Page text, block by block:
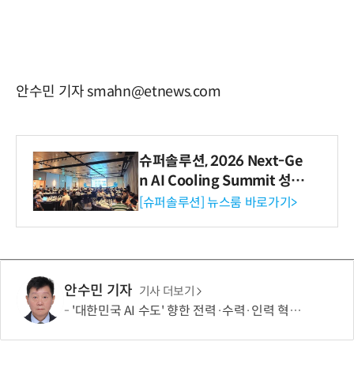
안수민 기자 smahn@etnews.com
슈퍼솔루션, 2026 Next-Ge
n AI Cooling Summit 성황
리 성료
[슈퍼솔루션] 뉴스룸 바로가기>
안수민 기자 기사 더보기
'대한민국 AI 수도' 향한 전력·수력·인력 혁신 시동…'충남 3력 혁신 TF 회의 첫 개최